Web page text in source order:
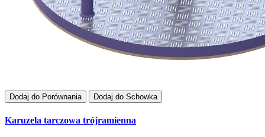
Dodaj do Porównania Dodaj do Schowka
Karuzela tarczowa trójramienna